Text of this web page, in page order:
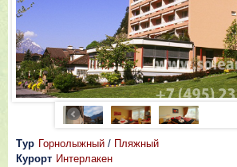
Тур Горнолыжный / Пляжный
Курорт Интерлакен